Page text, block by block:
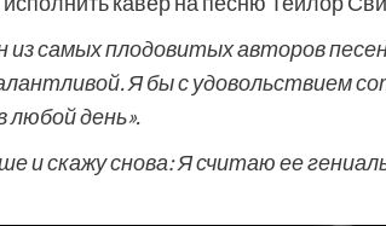
из самых плодовитых авторов
Я бы с удовольствием
любой день».
и скажу снова: Я считаю ее